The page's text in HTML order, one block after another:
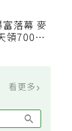
落幕 麥